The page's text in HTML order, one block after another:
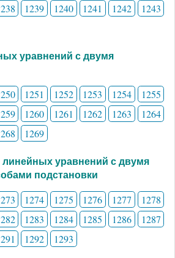
1239 1240 1241 1242
1243
уравнений с двумя
1251 1252 1253 1254
1255
1260 1261 1262 1263
1264
1269
линейных уравнений с двумя
подстановки
1274 1275 1276 1277
1278
1283 1284 1285 1286
1287
1292 1293